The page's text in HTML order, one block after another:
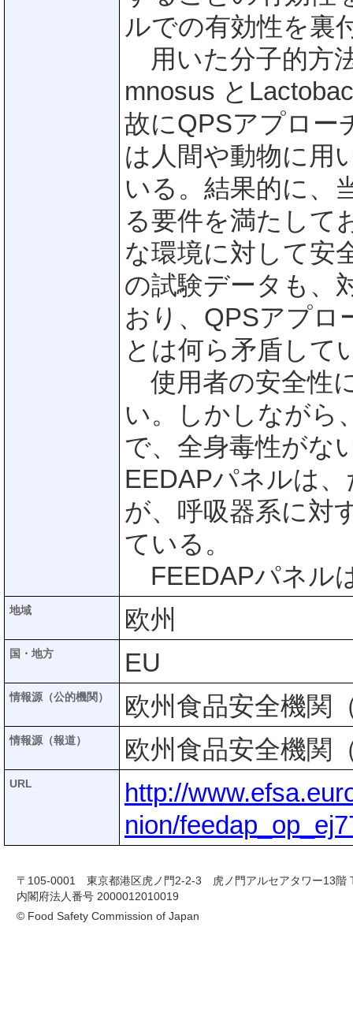
ルでの有効性を裏
用いた分子的方
mnosus と
故にQPSアプロー
は人間や動物に用
いる。結果的に、
る要件を満たして
な環境に対して安
の試験データも、
おり、QPSアプロ
とは何ら矛盾して
使用者の安全性
い。しかしながら
で、全身毒性がな
EEDAPパネルは
が、呼吸器系に対
ている。
FEEDAPパネル
地域 欧州
国・地方 EU
情報源（公的機関） 欧州食品安全機関
情報源（報道） 欧州食品安全機関
URL
http://
nion/
〒105-0001 東京都港区虎ノ門2-2-3 虎ノ門アルセアタワー13階
内閣府法人番号 2000012010019
© Food Safety Commission of Japan